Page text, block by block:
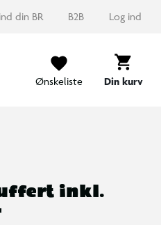
din BR B2B Log ind
Ønskeliste Din kurv
inkl.